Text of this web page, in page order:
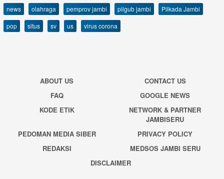
news
olahraga pemprov jambi pilgub jambi
Pilkada Jambi
pop
situs sv us virus corona
ABOUT US
CONTACT US
FAQ
GOOGLE NEWS
KODE ETIK
NETWORK & PARTNER
JAMBISERU
PEDOMAN MEDIA SIBER
PRIVACY POLICY
REDAKSI
MEDSOS JAMBI SERU
DISCLAIMER